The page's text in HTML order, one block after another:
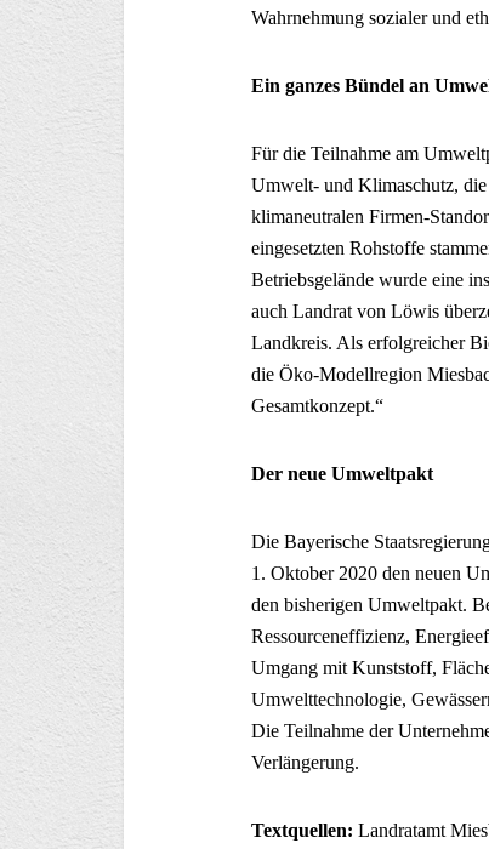
Wahrnehmung sozialer und
Ein ganzes Bündel an
Für die Teilnahme am
Umwelt- und Klimaschutz,
klimaneutralen Firmen-
eingesetzten Rohstoffe
Betriebsgelände wurde eine
auch Landrat von Löwis
Landkreis. Als erfolgreicher
die Öko-Modellregion
Gesamtkonzept.“
Der neue Umweltpakt
Die Bayerische
1. Oktober 2020 den neuen
den bisherigen Umweltpakt.
Ressourceneffizienz,
Umgang mit Kunststoff,
Umwelttechnologie,
Die Teilnahme der
Verlängerung.
Textquellen: Landratamt